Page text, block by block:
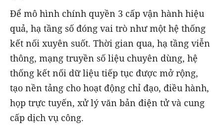
Để mô hình chính quyền 3 cấp vận hành hiệu
quả, hạ tầng số đóng vai trò như một hệ thống
kết nối xuyên suốt. Thời gian qua, hạ tầng viễn
thông, mạng truyền số liệu chuyên dùng, hệ
thống kết nối dữ liệu tiếp tục được mở rộng,
tạo nền tảng cho hoạt động chỉ đạo, điều hành,
họp trực tuyến, xử lý văn bản điện tử và cung
cấp dịch vụ công.